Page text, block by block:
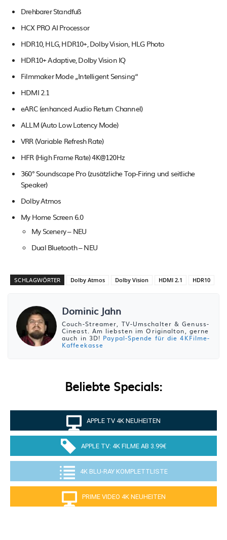
Drehbarer Standfuß
HCX PRO AI Processor
HDR10, HLG, HDR10+, Dolby Vision, HLG Photo
HDR10+ Adaptive, Dolby Vision IQ
Filmmaker Mode „Intelligent Sensing“
HDMI 2.1
eARC (enhanced Audio Return Channel)
ALLM (Auto Low Latency Mode)
VRR (Variable Refresh Rate)
HFR (High Frame Rate) 4K@120Hz
360° Soundscape Pro (zusätzliche Top-Firing und seitliche
Speaker)
Dolby Atmos
My Home Screen 6.0
My Scenery – NEU
Dual Bluetooth – NEU
SCHLAGWÖRTER Dolby Atmos Dolby Vision HDMI 2.1 HDR10
Dominic Jahn
Couch-Streamer, TV-Umschalter & Genuss-
Cineast. Am liebsten im Originalton, gerne
auch in 3D! Paypal-Spende für die 4KFilme-
Kaffeekasse
Beliebte Specials:
APPLE TV 4K NEUHEITEN
APPLE TV: 4K FILME AB 3.99€
4K BLU-RAY KOMPLETTLISTE
PRIME VIDEO 4K NEUHEITEN